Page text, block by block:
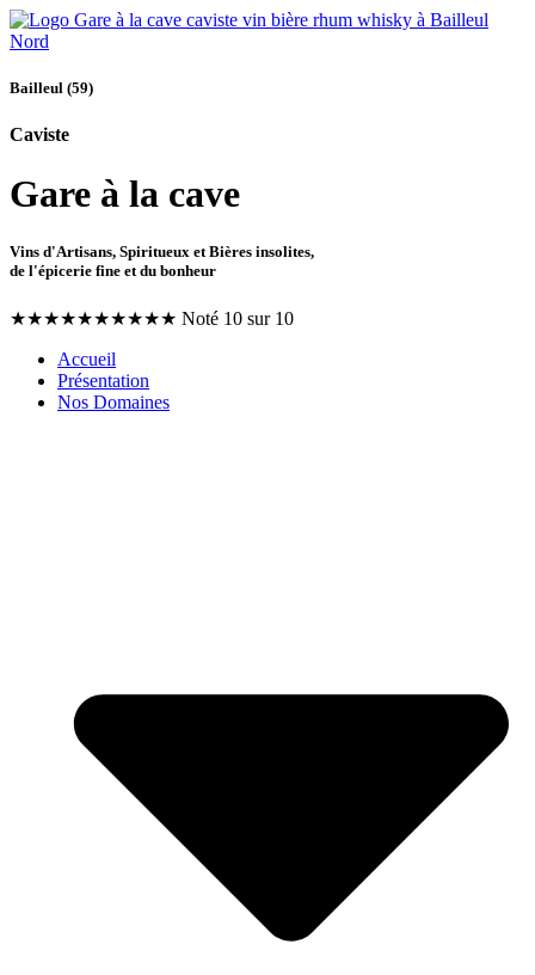
Bailleul (59)
Caviste
Gare à la cave
Vins d'Artisans, Spiritueux et Bières insolites,
de l'épicerie fine et du bonheur
★★★★★★★★★★ Noté 10 sur 10
Accueil
Présentation
Nos Domaines